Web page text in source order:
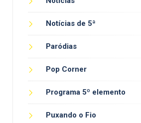
Notícias de 5ª
Paródias
Pop Corner
Programa 5º elemento
Puxando o Fio